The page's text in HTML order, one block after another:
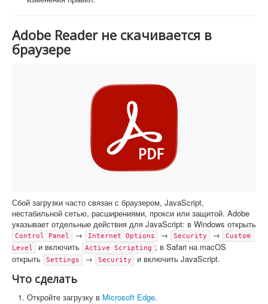
Adobe Reader не скачивается в
браузере
Сбой загрузки часто связан с браузером, JavaScript,
нестабильной сетью, расширениями, прокси или защитой. Adobe
указывает отдельные действия для JavaScript: в Windows открыть
Control Panel → Internet Options → Security →
Custom
Level
и включить Active Scripting ; в Safari на macOS
открыть
Settings → Security и включить JavaScript.
Что сделать
Откройте загрузку в Microsoft Edge.